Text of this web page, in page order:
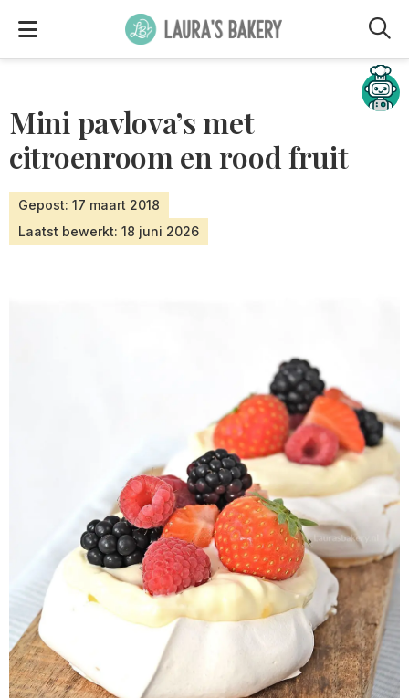
Mini pavlova’s met
citroenroom en rood fruit
Gepost: 17 maart 2018
Laatst bewerkt: 18 juni 2026